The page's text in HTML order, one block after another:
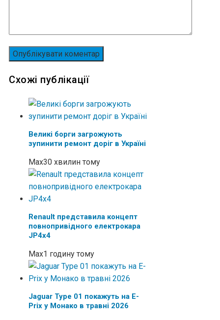
Схожі публікації
Великі борги загрожують
зупинити ремонт доріг в Україні
Max30 хвилин тому
Renault представила концепт
повнопривідного електрокара
JP4x4
Max1 годину тому
Jaguar Type 01 покажуть на E-
Prix у Монако в травні 2026